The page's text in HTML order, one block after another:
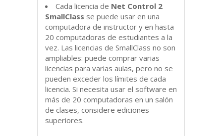
Cada licencia de Net Control 2
SmallClass se puede usar en una
computadora de instructor y en hasta
20 computadoras de estudiantes a la
vez. Las licencias de SmallClass no son
ampliables: puede comprar varias
licencias para varias aulas, pero no se
pueden exceder los límites de cada
licencia. Si necesita usar el software en
más de 20 computadoras en un salón
de clases, considere ediciones
superiores.